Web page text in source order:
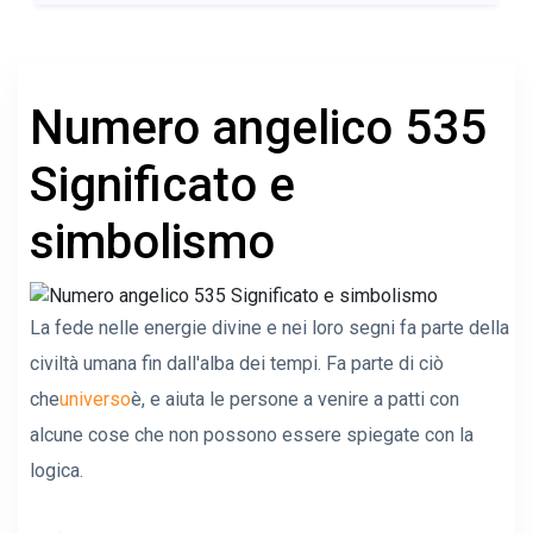
Numero angelico 535
Significato e
simbolismo
La fede nelle energie divine e nei loro segni fa parte della
civiltà umana fin dall'alba dei tempi. Fa parte di ciò
cheuniversoè, e aiuta le persone a venire a patti con
alcune cose che non possono essere spiegate con la
logica.